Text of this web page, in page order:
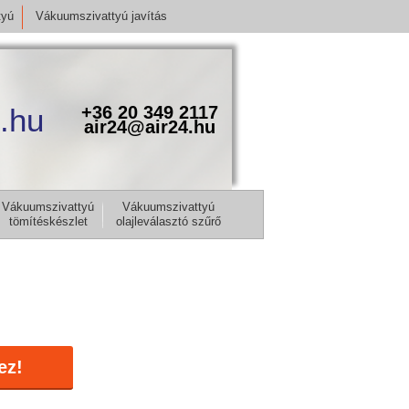
Vákuumszivattyú javítás
+36 20 349 2117
air24@air24.hu
Vákuumszivattyú
tömítéskészlet
Vákuumszivattyú
olajleválasztó szűrő